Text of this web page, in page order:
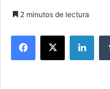
2 minutos de lectura